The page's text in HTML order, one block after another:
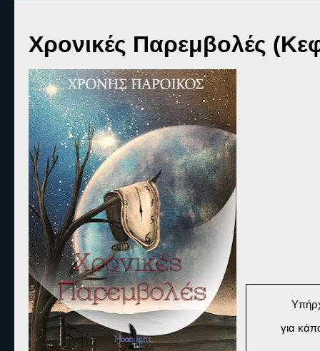
Χρονικές Παρεμβολές
για